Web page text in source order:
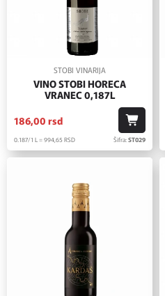
STOBI VINARIJA
VINO STOBI HORECA
VRANEC 0,187L
186,00 rsd
0.187/1 L = 994,65 RSD Šifra:ST029